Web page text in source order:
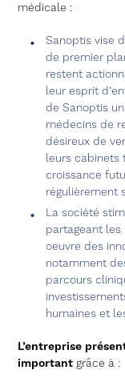
médicale :
Sanoptis vise
de premier
restent
leur esprit
de Sanoptis
médecins de
désireux de
leurs cabinets
croissance
régulièrement
La société
partageant
oeuvre des
notamment
parcours
humaines et
L’entreprise
important grâce à :